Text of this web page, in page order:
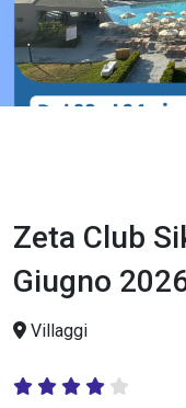
Zeta Club
Giugno
Villaggi